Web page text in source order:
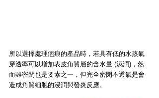
所以選擇處理疤痕的產品時，若具有低的水蒸氣
穿透率可以增加表皮角質層的含水量 (濕潤)，然
而雖密閉也是要素之一，但完全密閉不透氣是會
造成角質細胞的浸潤與發炎反應。